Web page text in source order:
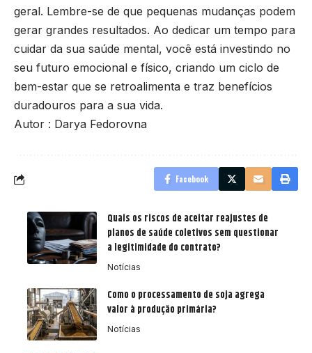
geral. Lembre-se de que pequenas mudanças podem
gerar grandes resultados. Ao dedicar um tempo para
cuidar da sua saúde mental, você está investindo no
seu futuro emocional e físico, criando um ciclo de
bem-estar que se retroalimenta e traz benefícios
duradouros para a sua vida.
Autor : Darya Fedorovna
Facebook
Quais os riscos de aceitar reajustes de
planos de saúde coletivos sem questionar
a legitimidade do contrato?
Notícias
Como o processamento de soja agrega
valor à produção primária?
Notícias